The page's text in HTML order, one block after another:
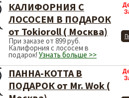
КАЛИФОРНИЯ С
ЛОСОСЕМ В ПОДАРОК
от Tokioroll ( Москва)
При заказе от 899 руб.
Калифорния с лососем в
подарок! Узнать больше >>
ПАННА-КОТТА В
ПОДАРОК от Mr. Wok (